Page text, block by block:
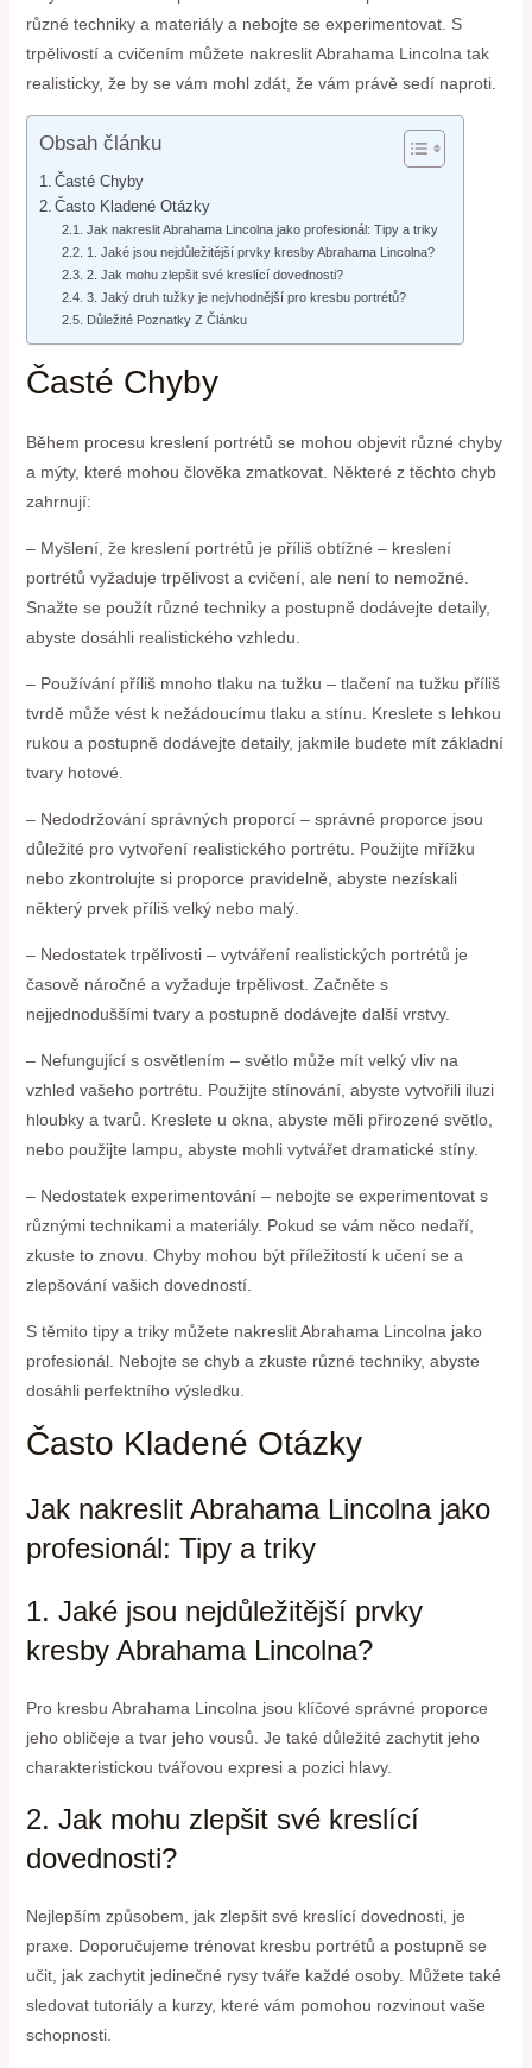
různé techniky a materiály a nebojte se experimentovat. S
trpělivostí a cvičením můžete nakreslit Abrahama Lincolna tak
realisticky, že by se vám mohl zdát, že vám právě sedí naproti.
Obsah článku
Časté Chyby
Často Kladené Otázky
Jak nakreslit Abrahama Lincolna jako profesionál: Tipy a triky
1. Jaké jsou nejdůležitější prvky kresby Abrahama Lincolna?
2. Jak mohu zlepšit své kreslící dovednosti?
3. Jaký druh tužky je nejvhodnější pro kresbu portrétů?
Důležité Poznatky Z Článku
Časté Chyby
Během procesu kreslení portrétů se mohou objevit různé chyby
a mýty, které mohou člověka zmatkovat. Některé z těchto chyb
zahrnují:
– Myšlení, že kreslení portrétů je příliš obtížné – kreslení
portrétů vyžaduje trpělivost a cvičení, ale není to nemožné.
Snažte se použít různé techniky a postupně dodávejte detaily,
abyste dosáhli realistického vzhledu.
– Používání příliš mnoho tlaku na tužku – tlačení na tužku příliš
tvrdě může vést k nežádoucímu tlaku a stínu. Kreslete s lehkou
rukou a postupně dodávejte detaily, jakmile budete mít základní
tvary hotové.
– Nedodržování správných proporcí – správné proporce jsou
důležité pro vytvoření realistického portrétu. Použijte mřížku
nebo zkontrolujte si proporce pravidelně, abyste nezískali
některý prvek příliš velký nebo malý.
– Nedostatek trpělivosti – vytváření realistických portrétů je
časově náročné a vyžaduje trpělivost. Začněte s
nejjednoduššími tvary a postupně dodávejte další vrstvy.
– Nefungující s osvětlením – světlo může mít velký vliv na
vzhled vašeho portrétu. Použijte stínování, abyste vytvořili iluzi
hloubky a tvarů. Kreslete u okna, abyste měli přirozené světlo,
nebo použijte lampu, abyste mohli vytvářet dramatické stíny.
– Nedostatek experimentování – nebojte se experimentovat s
různými technikami a materiály. Pokud se vám něco nedaří,
zkuste to znovu. Chyby mohou být příležitostí k učení se a
zlepšování vašich dovedností.
S těmito tipy a triky můžete nakreslit Abrahama Lincolna jako
profesionál. Nebojte se chyb a zkuste různé techniky, abyste
dosáhli perfektního výsledku.
Často Kladené Otázky
Jak nakreslit Abrahama Lincolna jako
profesionál: Tipy a triky
1. Jaké jsou nejdůležitější prvky
kresby Abrahama Lincolna?
Pro kresbu Abrahama Lincolna jsou klíčové správné proporce
jeho obličeje a tvar jeho vousů. Je také důležité zachytit jeho
charakteristickou tvářovou expresi a pozici hlavy.
2. Jak mohu zlepšit své kreslící
dovednosti?
Nejlepším způsobem, jak zlepšit své kreslící dovednosti, je
praxe. Doporučujeme trénovat kresbu portrétů a postupně se
učit, jak zachytit jedinečné rysy tváře každé osoby. Můžete také
sledovat tutoriály a kurzy, které vám pomohou rozvinout vaše
schopnosti.